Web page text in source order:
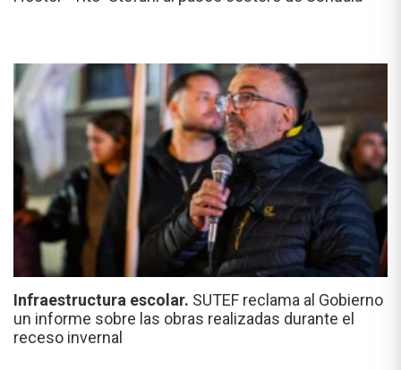
Infraestructura escolar. SUTEF reclama al Gobierno
un informe sobre las obras realizadas durante el
receso invernal